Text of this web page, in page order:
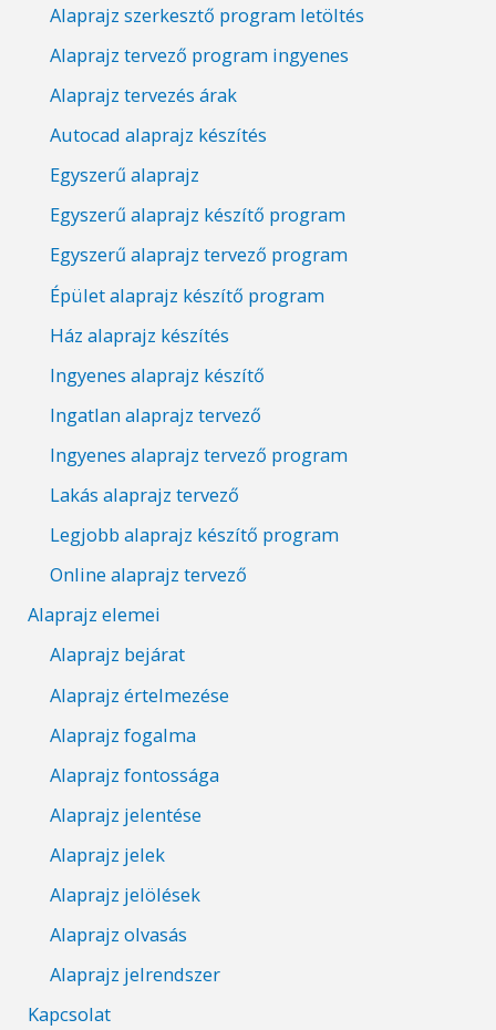
Alaprajz szerkesztő program letöltés
Alaprajz tervező program ingyenes
Alaprajz tervezés árak
Autocad alaprajz készítés
Egyszerű alaprajz
Egyszerű alaprajz készítő program
Egyszerű alaprajz tervező program
Épület alaprajz készítő program
Ház alaprajz készítés
Ingyenes alaprajz készítő
Ingatlan alaprajz tervező
Ingyenes alaprajz tervező program
Lakás alaprajz tervező
Legjobb alaprajz készítő program
Online alaprajz tervező
Alaprajz elemei
Alaprajz bejárat
Alaprajz értelmezése
Alaprajz fogalma
Alaprajz fontossága
Alaprajz jelentése
Alaprajz jelek
Alaprajz jelölések
Alaprajz olvasás
Alaprajz jelrendszer
Kapcsolat